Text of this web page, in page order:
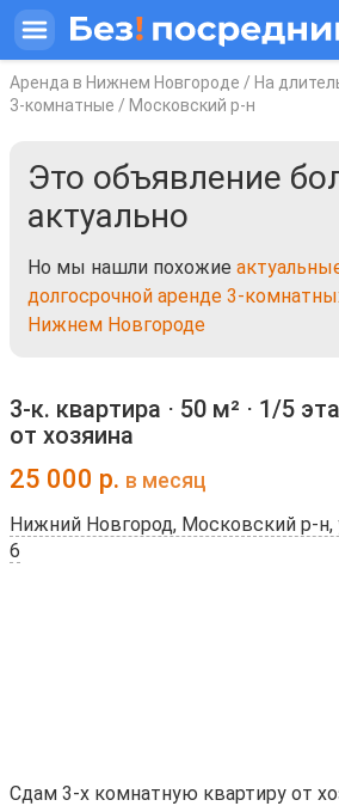
Аренда в Нижнем Новгороде / На
3-комнатные / Московский р-н
Это объявление
актуально
Но мы нашли похожие
долгосрочной аренде 3-
Нижнем Новгороде
3-к. квартира ⋅ 50 м² ⋅ 1/5
от хозяина
25 000 р. в месяц
Нижний Новгород, Московский р-н,
6
Сдам 3-х комнатную квартиру от